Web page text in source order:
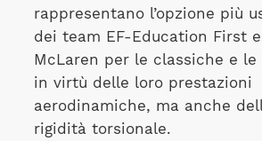
rappresentano l’opzione più
dei team EF-Education First
McLaren per le classiche e le
in virtù delle loro prestazioni
aerodinamiche, ma anche
rigidità torsionale.